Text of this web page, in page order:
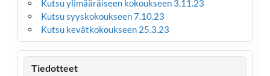
Kutsu ylimääräiseen kokoukseen 3.11.23
Kutsu syyskokoukseen 7.10.23
Kutsu kevätkokoukseen 25.3.23
Tiedotteet